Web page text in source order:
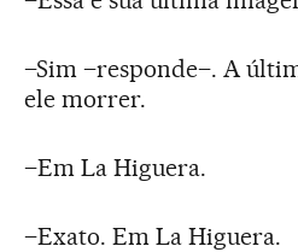
–Sim –responde–. A
ele morrer.
–Em La Higuera.
–Exato. Em La Higuera.